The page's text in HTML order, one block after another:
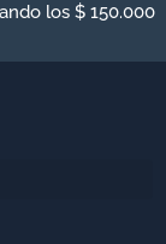
los $ 150.000